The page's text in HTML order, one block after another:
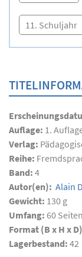
11. Schuljahr
Auflage: 1.
Verlag:
Reihe:
Band: 4
Autor(en): Alain
Gewicht: 130 g
Umfang: 60 Seiten
Format (B x H x
Lagerbestand: 42